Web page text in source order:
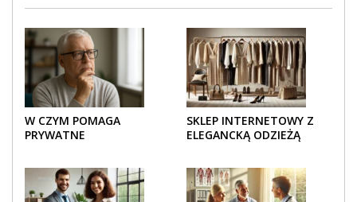
W CZYM POMAGA
PRYWATNE
SKLEP INTERNETOWY Z
ELEGANCKĄ ODZIEŻĄ